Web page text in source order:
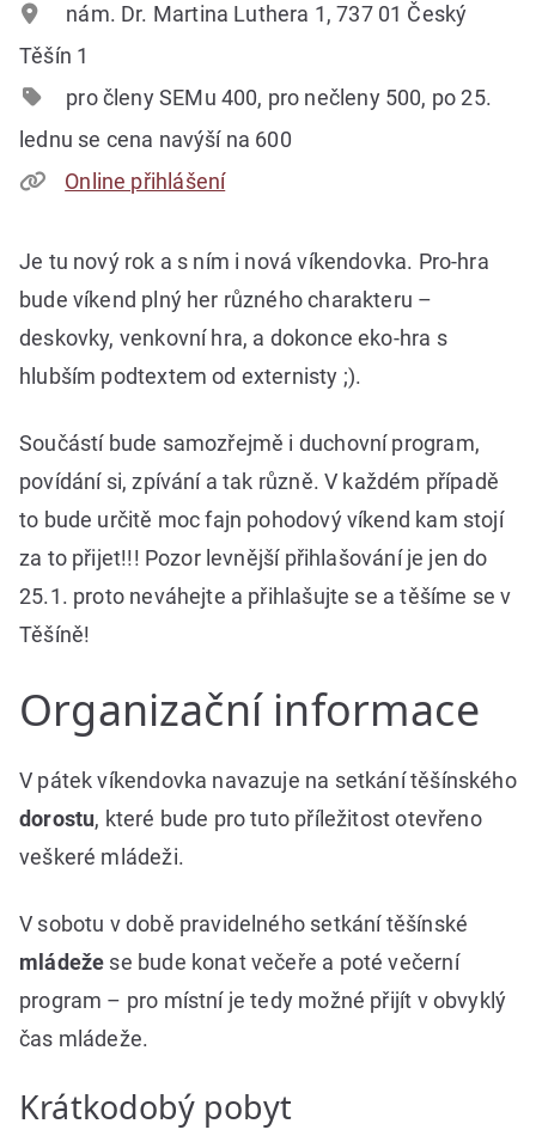
nám. Dr. Martina Luthera 1, 737 01 Český
Těšín 1
pro členy SEMu 400, pro nečleny 500, po 25.
lednu se cena navýší na 600
Online přihlášení
Je tu nový rok a s ním i nová víkendovka. Pro-hra
bude víkend plný her různého charakteru –
deskovky, venkovní hra, a dokonce eko-hra s
hlubším podtextem od externisty ;).
Součástí bude samozřejmě i duchovní program,
povídání si, zpívání a tak různě. V každém případě
to bude určitě moc fajn pohodový víkend kam stojí
za to přijet!!! Pozor levnější přihlašování je jen do
25.1. proto neváhejte a přihlašujte se a těšíme se v
Těšíně!
Organizační informace
V pátek víkendovka navazuje na setkání těšínského
dorostu, které bude pro tuto příležitost otevřeno
veškeré mládeži.
V sobotu v době pravidelného setkání těšínské
mládeže se bude konat večeře a poté večerní
program – pro místní je tedy možné přijít v obvyklý
čas mládeže.
Krátkodobý pobyt